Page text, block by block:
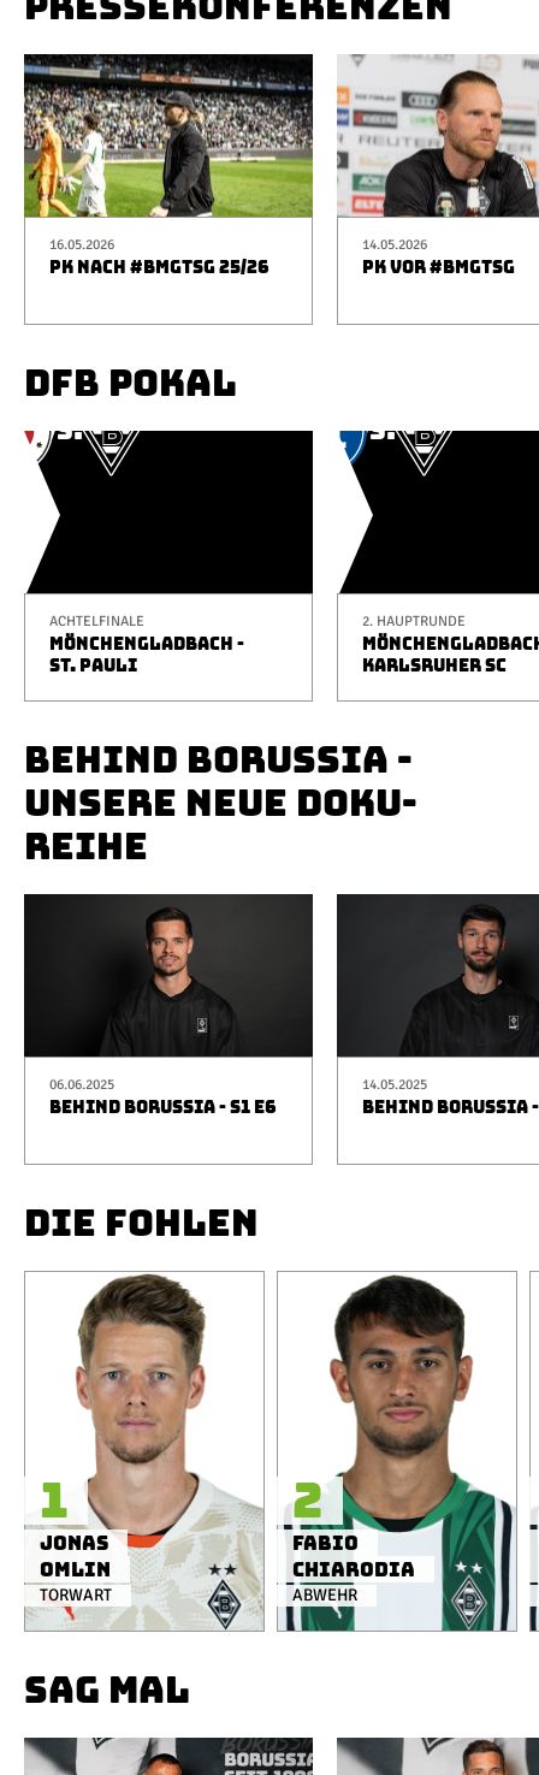
16.05.2026
PK NACH #BMGTSG 25/26
14.05.2026
PK VOR #BMGTSG
DFB POKAL
ACHTELFINALE
MÖNCHENGLADBACH -
ST. PAULI
2. HAUPTRUNDE
KARLSRUHER SC
BEHIND BORUSSIA -
UNSERE NEUE DOKU-
REIHE
06.06.2025
BEHIND BORUSSIA - S1 E6
14.05.2025
BEHIND BORUSSIA
DIE FOHLEN
TORWART
Jonas
Omlin
1
ABWEHR
Fabio
Chiarodia
2
SAG MAL